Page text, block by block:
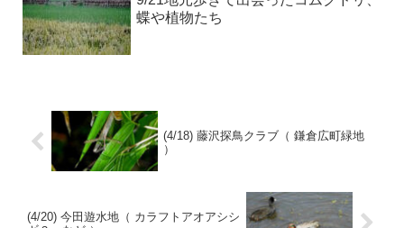
蝶や植物たち
(4/18) 藤沢探鳥クラブ（ 鎌倉広町緑地
）
(4/20) 今田遊水地（ カラフトアオアシシ